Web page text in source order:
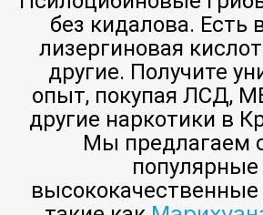
без кидалова. Есть
лизергиновая
другие. Получите
опыт, покупая ЛСД,
другие наркотики в
Мы предлагаем
популярные
высококачественные